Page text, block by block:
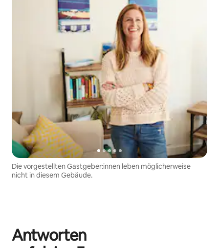
Die vorgestellten Gastgeber:innen leben möglicherweise
nicht in diesem Gebäude.
Antworten